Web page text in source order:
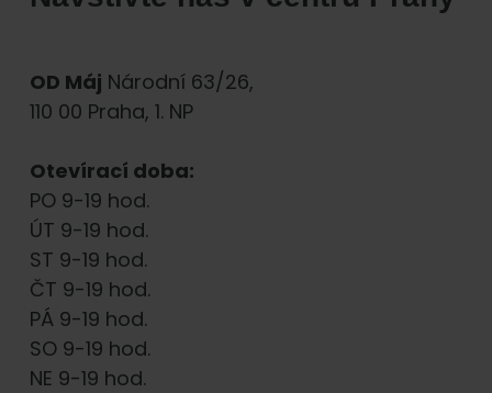
OD Máj Národní 63/26,
110 00 Praha, 1. NP
Otevírací doba:
PO 9-19 hod.
ÚT 9-19 hod.
ST 9-19 hod.
ČT 9-19 hod.
PÁ 9-19 hod.
SO 9-19 hod.
NE 9-19 hod.